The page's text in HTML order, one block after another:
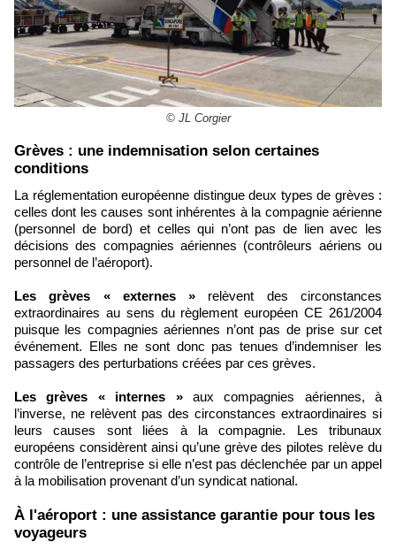
© JL Corgier
​Grèves : une indemnisation selon certaines
conditions
La réglementation européenne distingue deux types de grèves :
celles dont les causes sont inhérentes à la compagnie aérienne
(personnel de bord) et celles qui n’ont pas de lien avec les
décisions des compagnies aériennes (contrôleurs aériens ou
personnel de l’aéroport).
Les grèves « externes » relèvent des circonstances
extraordinaires au sens du règlement européen CE 261/2004
puisque les compagnies aériennes n’ont pas de prise sur cet
événement. Elles ne sont donc pas tenues d’indemniser les
passagers des perturbations créées par ces grèves.
Les grèves « internes »aux compagnies aériennes, à
l’inverse, ne relèvent pas des circonstances extraordinaires si
leurs causes sont liées à la compagnie. Les tribunaux
européens considèrent ainsi qu’une grève des pilotes relève du
contrôle de l’entreprise si elle n’est pas déclenchée par un appel
à la mobilisation provenant d’un syndicat national.
À l'aéroport : une assistance garantie pour tous les
voyageurs